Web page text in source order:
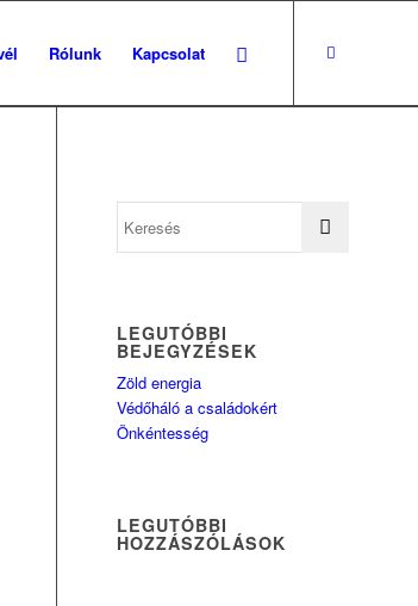
Rólunk Kapcsolat
LEGUTÓBBI
BEJEGYZÉSEK
Zöld energia
Védőháló a családokért
Önkéntesség
LEGUTÓBBI
HOZZÁSZÓLÁSOK